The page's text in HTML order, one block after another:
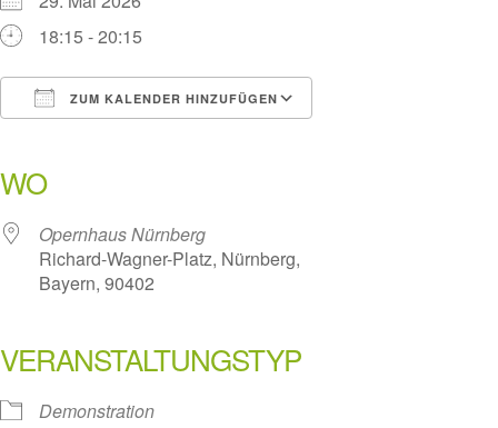
18:15 - 20:15
ZUM KALENDER HINZUFÜGEN
WO
Opernhaus Nürnberg
Richard-Wagner-Platz, Nürnberg,
Bayern, 90402
VERANSTALTUNGSTYP
Demonstration